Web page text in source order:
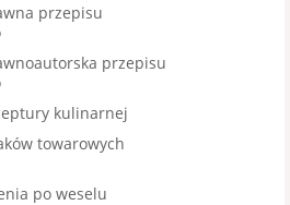
przepisu
przepisu
kulinarnej
towarowych
po weselu